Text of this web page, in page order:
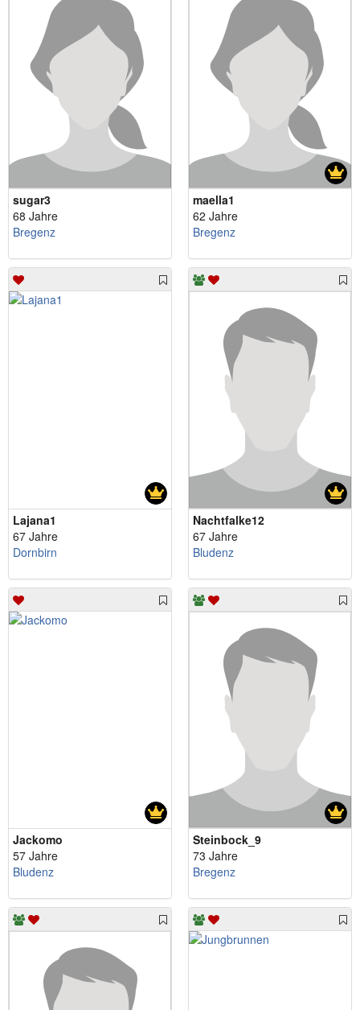
sugar3
68 Jahre
Bregenz
maella1
62 Jahre
Bregenz
Lajana1
67 Jahre
Dornbirn
Nachtfalke12
67 Jahre
Bludenz
Jackomo
57 Jahre
Bludenz
Steinbock_9
73 Jahre
Bregenz